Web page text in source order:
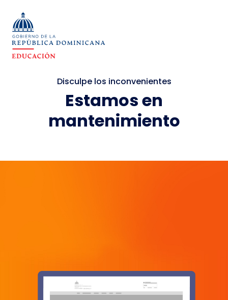
Disculpe los inconvenientes
Estamos en
mantenimiento